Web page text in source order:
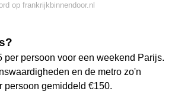
op frankrijkbinnendoor.nl
persoon voor een weekend Parijs.
en de metro zo'n
persoon gemiddeld €150.